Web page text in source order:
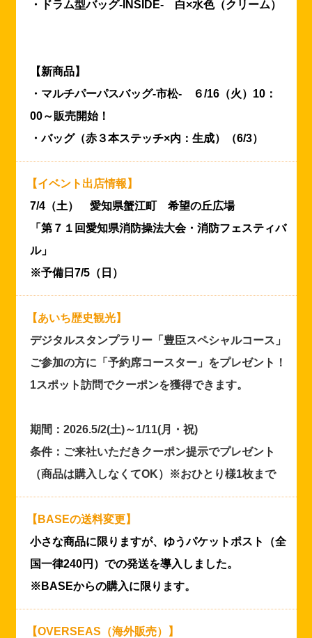
・ドラム型バッグ-INSIDE- 白×水色（クリーム）
【新商品】
・マルチパーパスバッグ-市松- ６/16（火）10：
00～販売開始！
・バッグ（赤３本ステッチ×内：生成）（6/3）
【イベント出店情報】
7/4（土） 愛知県蟹江町 希望の丘広場
「第７１回愛知県消防操法大会・消防フェスティバ
ル」
※予備日7/5（日）
【あいち歴史観光】
デジタルスタンプラリー「豊臣スペシャルコース」
ご参加の方に「予約席コースター」をプレゼント！
1スポット訪問でクーポンを獲得できます。
期間：2026.5/2(土)～1/11(月・祝)
条件：ご来社いただきクーポン提示でプレゼント
（商品は購入しなくてOK）※おひとり様1枚まで
【BASEの送料変更】
小さな商品に限りますが、ゆうパケットポスト（全
国一律240円）での発送を導入しました。
※BASEからの購入に限ります。
【OVERSEAS（海外販売）】